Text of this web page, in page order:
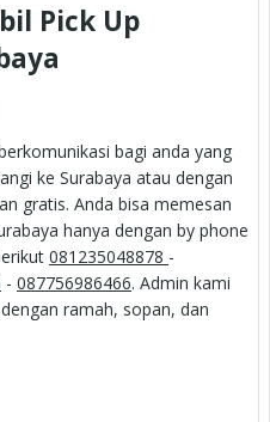
Pick Up
bagi anda yang
ke Surabaya atau dengan
gratis. Anda bisa memesan
hanya dengan by phone
081235048878 -
- 087756986466. Admin kami
ramah, sopan, dan